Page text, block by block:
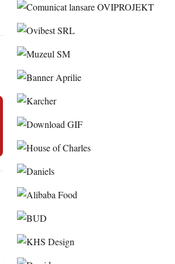
energie electrică a fabricilor
pericol accesul pacienților la